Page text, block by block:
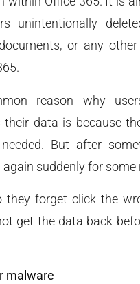
unintentionally
or any
reason why
their data is because
needed. But after
again suddenly for some
they forget click the
get the data back
malware